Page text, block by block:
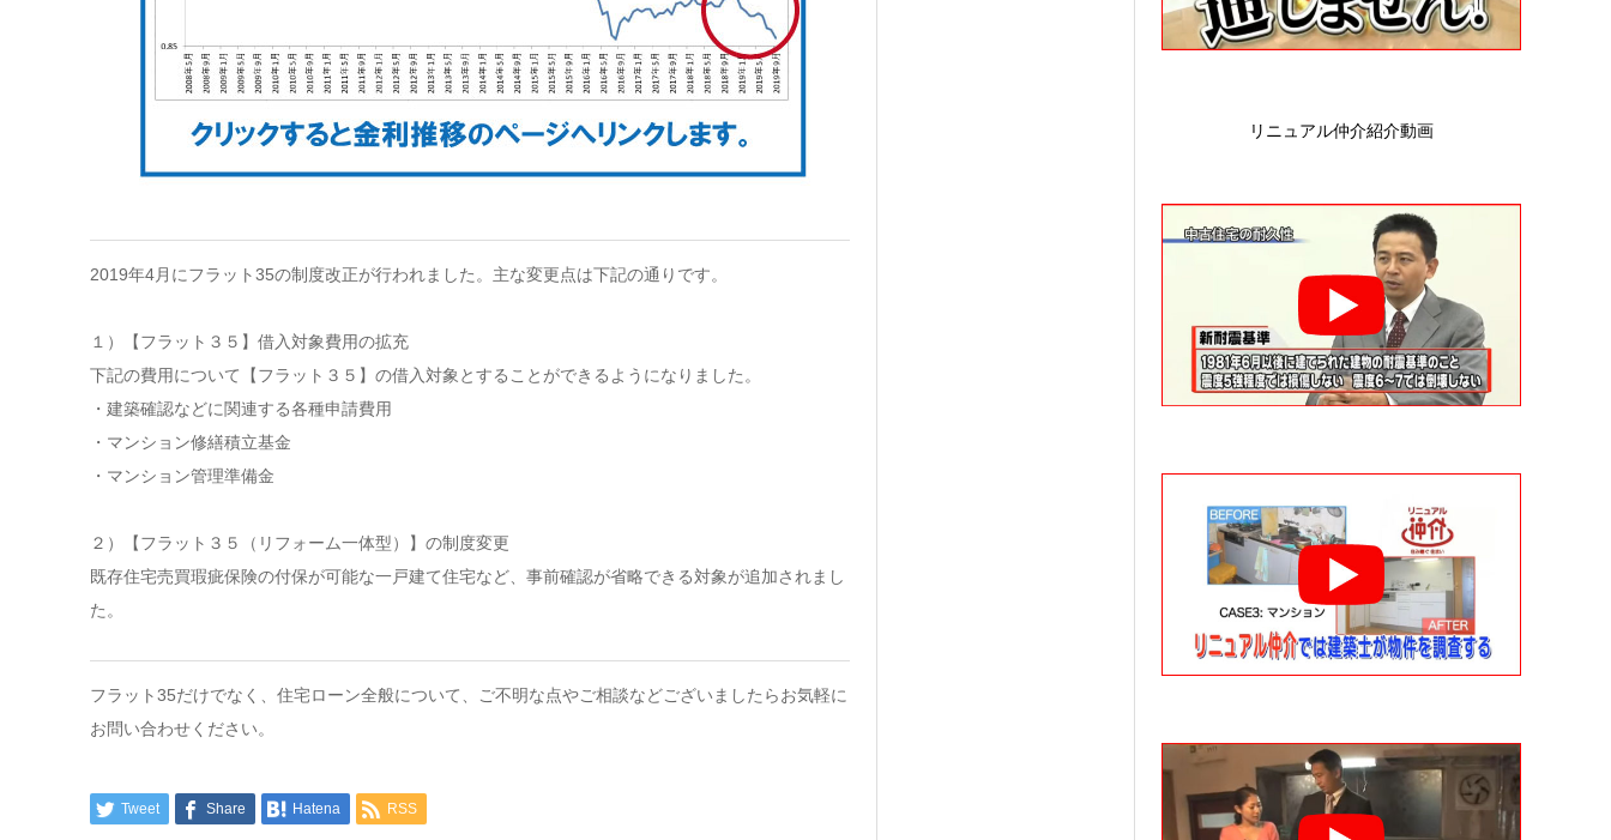
2019年4月にフラット35の制度改正が行われました。主な変更点は下記の通りです。
１）【フラット３５】借入対象費用の拡充
下記の費用について【フラット３５】の借入対象とすることができるようになりました。
・建築確認などに関連する各種申請費用
・マンション修繕積立基金
・マンション管理準備金
２）【フラット３５（リフォーム一体型）】の制度変更
既存住宅売買瑕疵保険の付保が可能な一戸建て住宅など、事前確認が省略できる対象が追加されまし
た。
フラット35だけでなく、住宅ローン全般について、ご不明な点やご相談などございましたらお気軽に
お問い合わせください。
Tweet Share Hatena RSS
リニュアル仲介紹介動画